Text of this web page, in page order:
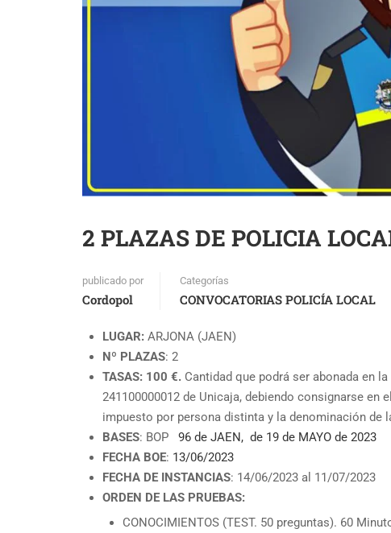
2 PLAZAS DE POLICIA
publicado por
Cordopol
Categorías
CONVOCATORIAS POLICÍA LOCAL
LUGAR: ARJONA (JAEN)
Nº PLAZAS: 2
TASAS: 100 €. Cantidad que podrá ser abonada en
241100000012 de Unicaja, debiendo consignarse
impuesto por persona distinta y la denominación de
BASES: BOP
96 de JAEN, de 19 de MAYO de 2023
FECHA BOE: 13/06/2023
FECHA DE INSTANCIAS: 14/06/2023 al 11/07/2023
ORDEN DE LAS PRUEBAS:
CONOCIMIENTOS (TEST. 50 preguntas). 60